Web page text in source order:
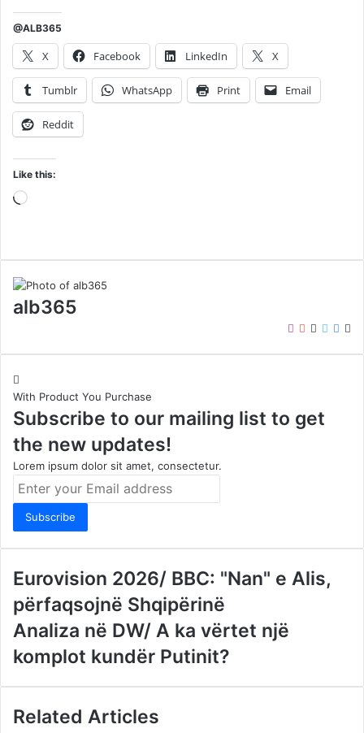
@ALB365
X Facebook LinkedIn X
Tumblr WhatsApp Print Email
Reddit
Like this:
Loading…
alb365
Twitter
LinkedIn
YouTube
Instagram
With Product You Purchase
Subscribe to our mailing list to get
the new updates!
Lorem ipsum dolor sit amet, consectetur.
Enter
Email
address
Eurovision 2026/ BBC: "Nan" e Alis,
përfaqsojnë Shqipërinë
Analiza në DW/ A ka vërtet një
komplot kundër Putinit?
Related Articles